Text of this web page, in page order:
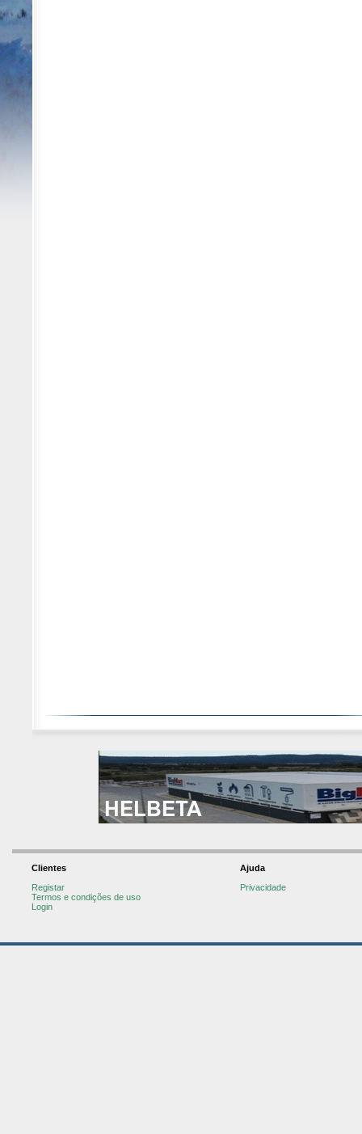
Clientes
Registar
Termos e condições de uso
Login
Ajuda
Privacidade